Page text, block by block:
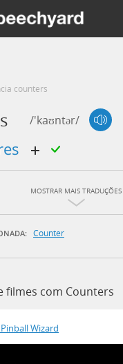
counters
/'kaʊntər/
MOSTRAR MAIS TRADUÇÕES
Counter
filmes com Counters
Wizard